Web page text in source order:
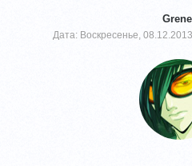
Дата: Воскресенье,